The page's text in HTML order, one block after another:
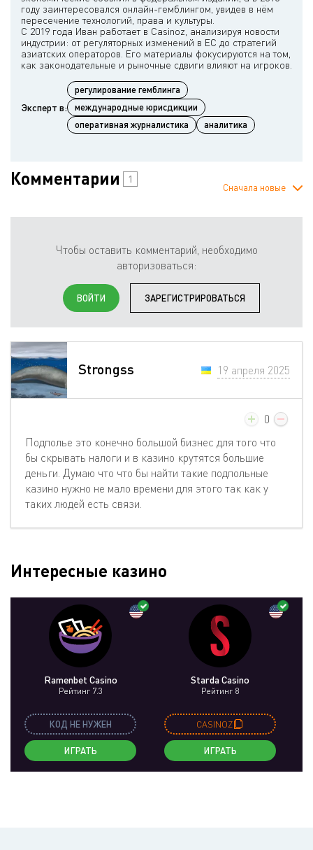
году заинтересовался онлайн-гемблингом, увидев в нём
пересечение технологий, права и культуры.
С 2019 года Иван работает в Casinoz, анализируя новости
индустрии: от регуляторных изменений в ЕС до стратегий
азиатских операторов. Его материалы фокусируются на том,
Эксперт в:
регулирование гемблинга
международные юрисдикции
оперативная журналистика
аналитика
Комментарии 1
Сначала новые
Чтобы оставить комментарий, необходимо
авторизоваться:
ВОЙТИ ЗАРЕГИСТРИРОВАТЬСЯ
Strongss 19 апреля 2025
0
Подполье это конечно большой бизнес для того что
бы скрывать налоги и в казино крутятся большие
деньги. Думаю что что бы найти такие подпольные
казино нужно не мало времени для этого так как у
таких людей есть связи.
Интересные казино
Ramenbet Casino
Рейтинг 7.3
КОД НЕ НУЖЕН
ИГРАТЬ
Starda Casino
Рейтинг 8
CASINOZ
ИГРАТЬ